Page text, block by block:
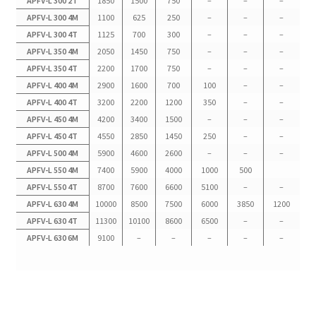
APFV-L 300 4M
1100 625 250 – –
–
APFV-L 300 4T
1125 700 300 – –
–
APFV-L 350 4M
2050 1450 750 – –
–
APFV-L 350 4T
2200 1700 750 – –
–
APFV-L 400 4M
2900 1600 700 100 –
–
APFV-L 400 4T
3200 2200 1200 350 –
–
APFV-L 450 4M
4200 3400 1500 – –
–
APFV-L 450 4T
4550 2850 1450 250 –
–
APFV-L 500 4M
5900 4600 2600 – –
–
APFV-L 550 4M
7400 5900 4000 1000
500
APFV-L 550 4T
8700 7600 6600 5100 –
–
APFV-L 630 4M
10000 8500 7500 6000 3850
1200
APFV-L 630 4T
11300 10100 8600 6500 –
–
APFV-L 630 6M
9100 – – – – –